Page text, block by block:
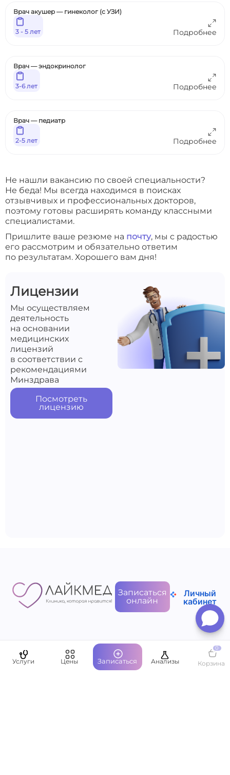
Врач акушер — гинеколог (с УЗИ)
Подробнее
3 - 5 лет
Врач — эндокринолог
Подробнее
3-6 лет
Врач — педиатр
Подробнее
2-5 лет
Не нашли вакансию по своей специальности?
Не беда! Мы всегда находимся в поисках
отзывчивых и профессиональных докторов,
поэтому готовы расширять команду классными
специалистами.
Пришлите ваше резюме на почту, мы с радостью
его рассмотрим и обязательно ответим
по результатам. Хорошего вам дня!
Лицензии
Мы осуществляем
деятельность
на основании
медицинских
лицензий
в соответствии с
рекомендациями
Минздрава
Посмотреть
лицензию
Записаться
онлайн
Личный
кабинет
Пациентам
Услуги Цены Записаться Анализы
0
Корзина